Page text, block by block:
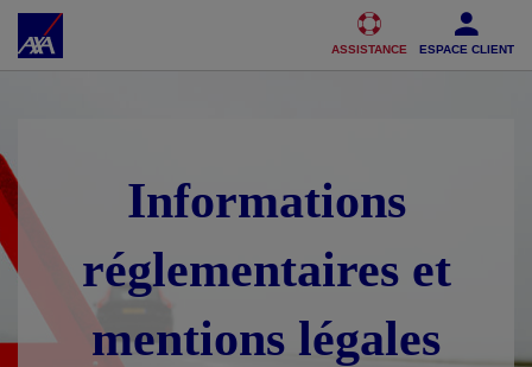
Accéder au Contenu Accéder au Pied de page
ASSISTANCE ESPACE CLIENT
Informations
réglementaires et
mentions légales